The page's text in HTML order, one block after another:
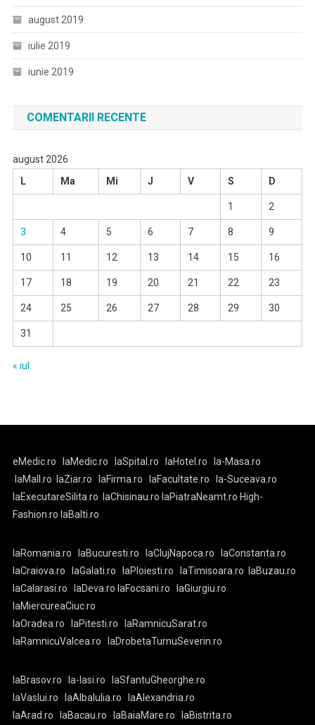
august 2019
iulie 2019
iunie 2019
COMENTARII RECENTE
august 2026
L
Ma Mi J V S D
1 2
3 4 5 6 7 8 9
10 11 12 13 14 15 16
17 18 19 20 21 22 23
24 25 26 27 28 29 30
31
« iul.
eMedic.ro laMedic.ro laSpital.ro laHotel.ro
la-Masa.ro
laMall.ro
laZiar.ro laFirma.ro laFacultate.ro
la-Suceava.ro
laExecutareSilita.ro
laChisinau.ro laPiatraNeamt.ro High-
Fashion.ro laBalti.ro
laRomania.ro laBucuresti.ro laClujNapoca.ro
laConstanta.ro
laCraiova.ro
laGalati.ro laPloiesti.ro laTimisoara.ro
laBuzau.ro
laCalarasi.ro
laDeva.ro laFocsani.ro
laGiurgiu.ro
laMiercureaCiuc.ro
laOradea.ro
laPitesti.ro
laRamnicuSarat.ro
laRamnicuValcea.ro
laDrobetaTurnuSeverin.ro
laBrasov.ro la-Iasi.ro
laSfantuGheorghe.ro
laVaslui.ro
laAlbaIulia.ro
laAlexandria.ro
laArad.ro
laBacau.ro laBaiaMare.ro laBistrita.ro